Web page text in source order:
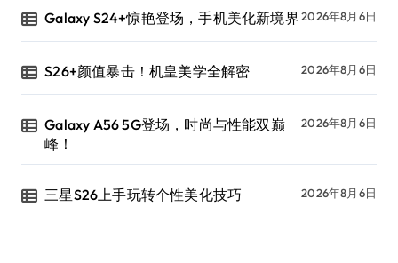
Galaxy S24+惊艳登场，手机美化新境界2026年8月6日
S26+颜值暴击！机皇美学全解密 2026年8月6日
Galaxy A56 5G登场，时尚与性能双巅
峰！
2026年8月6日
三星S26上手玩转个性美化技巧 2026年8月6日